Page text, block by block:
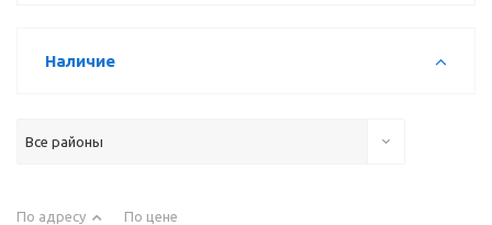
Наличие
Все районы
По адресу По цене